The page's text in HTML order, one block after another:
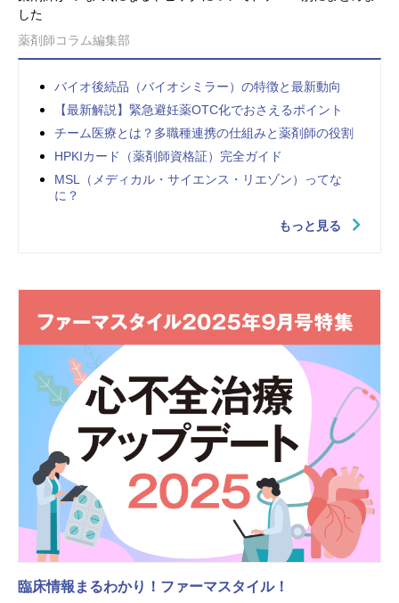
した
薬剤師コラム編集部
バイオ後続品（バイオシミラー）の特徴と最新動向
【最新解説】緊急避妊薬OTC化でおさえるポイント
チーム医療とは？多職種連携の仕組みと薬剤師の役割
HPKIカード（薬剤師資格証）完全ガイド
MSL（メディカル・サイエンス・リエゾン）ってな
に？
もっと見る
臨床情報まるわかり！ファーマスタイル！